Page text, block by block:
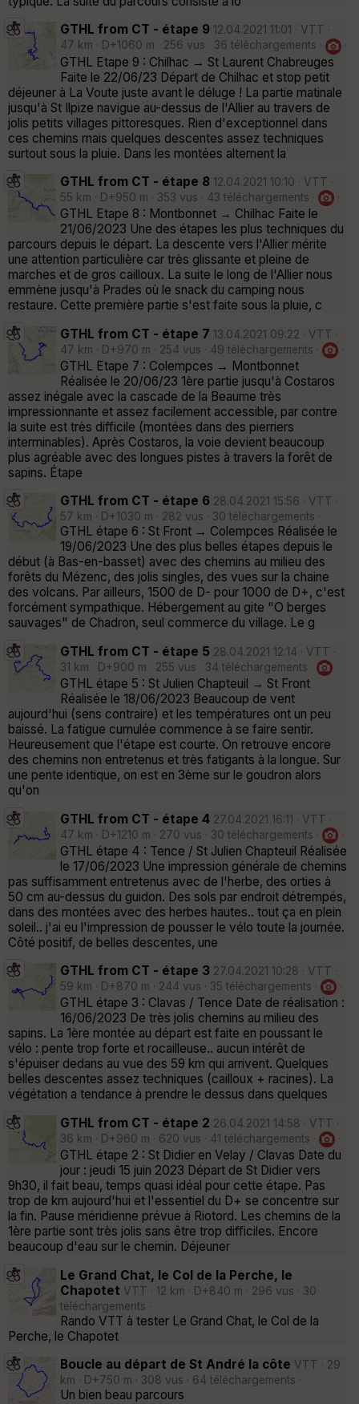
GTHL from CT - étape 9 12.04.2021 11:01 · VTT ·
47 km · D+1060 m · 256 vus · 36 téléchargements ·
·
GTHL Etape 9 : Chilhac → St Laurent Chabreuges
Faite le 22/06/23 Départ de Chilhac et stop petit
déjeuner à La Voute juste avant le déluge ! La partie matinale
jusqu'à St Ilpize navigue au-dessus de l'Allier au travers de
jolis petits villages pittoresques. Rien d'exceptionnel dans
ces chemins mais quelques descentes assez techniques
surtout sous la pluie. Dans les montées alternent la
GTHL from CT - étape 8 12.04.2021 10:10 · VTT ·
55 km · D+950 m · 353 vus · 43 téléchargements ·
·
GTHL Etape 8 : Montbonnet → Chilhac Faite le
21/06/2023 Une des étapes les plus techniques du
parcours depuis le départ. La descente vers l'Allier mérite
une attention particulière car très glissante et pleine de
marches et de gros cailloux. La suite le long de l'Allier nous
emmène jusqu'à Prades où le snack du camping nous
restaure. Cette première partie s'est faite sous la pluie, c
GTHL from CT - étape 7 13.04.2021 09:22 · VTT ·
47 km · D+970 m · 254 vus · 49 téléchargements ·
·
GTHL Etape 7 : Colempces → Montbonnet
Réalisée le 20/06/23 1ère partie jusqu'à Costaros
assez inégale avec la cascade de la Beaume très
impressionnante et assez facilement accessible, par contre
la suite est très difficile (montées dans des pierriers
interminables). Après Costaros, la voie devient beaucoup
plus agréable avec des longues pistes à travers la forêt de
sapins. Étape
GTHL from CT - étape 6 28.04.2021 15:56 · VTT ·
57 km · D+1030 m · 282 vus · 30 téléchargements ·
GTHL étape 6 : St Front → Colempces Réalisée le
19/06/2023 Une des plus belles étapes depuis le
début (à Bas-en-basset) avec des chemins au milieu des
forêts du Mézenc, des jolis singles, des vues sur la chaine
des volcans. Par ailleurs, 1500 de D- pour 1000 de D+, c'est
forcément sympathique. Hébergement au gite "O berges
sauvages" de Chadron, seul commerce du village. Le g
GTHL from CT - étape 5 28.04.2021 12:14 · VTT ·
31 km · D+900 m · 255 vus · 34 téléchargements ·
·
GTHL étape 5 : St Julien Chapteuil → St Front
Réalisée le 18/06/2023 Beaucoup de vent
aujourd'hui (sens contraire) et les températures ont un peu
baissé. La fatigue cumulée commence à se faire sentir.
Heureusement que l'étape est courte. On retrouve encore
des chemins non entretenus et très fatigants à la longue. Sur
une pente identique, on est en 3ème sur le goudron alors
qu'on
GTHL from CT - étape 4 27.04.2021 16:11 · VTT ·
47 km · D+1210 m · 270 vus · 30 téléchargements ·
·
GTHL étape 4 : Tence / St Julien Chapteuil Réalisée
le 17/06/2023 Une impression générale de chemins
pas suffisamment entretenus avec de l'herbe, des orties à
50 cm au-dessus du guidon. Des sols par endroit détrempés,
dans des montées avec des herbes hautes.. tout ça en plein
soleil.. j'ai eu l'impression de pousser le vélo toute la journée.
Côté positif, de belles descentes, une
GTHL from CT - étape 3 27.04.2021 10:28 · VTT ·
59 km · D+870 m · 244 vus · 35 téléchargements ·
·
GTHL étape 3 : Clavas / Tence Date de réalisation :
16/06/2023 De très jolis chemins au milieu des
sapins. La 1ère montée au départ est faite en poussant le
vélo : pente trop forte et rocailleuse.. aucun intérêt de
s'épuiser dedans au vue des 59 km qui arrivent. Quelques
belles descentes assez techniques (cailloux + racines). La
végétation a tendance à prendre le dessus dans quelques
GTHL from CT - étape 2 26.04.2021 14:58 · VTT ·
36 km · D+960 m · 620 vus · 41 téléchargements ·
·
GTHL étape 2 : St Didier en Velay / Clavas Date du
jour : jeudi 15 juin 2023 Départ de St Didier vers
9h30, il fait beau, temps quasi idéal pour cette étape. Pas
trop de km aujourd'hui et l'essentiel du D+ se concentre sur
la fin. Pause méridienne prévue à Riotord. Les chemins de la
1ère partie sont très jolis sans être trop difficiles. Encore
beaucoup d'eau sur le chemin. Déjeuner
Le Grand Chat, le Col de la Perche, le
Chapotet VTT · 12 km · D+840 m · 296 vus · 30
téléchargements ·
Rando VTT à tester Le Grand Chat, le Col de la
Perche, le Chapotet
Boucle au départ de St André la côte VTT · 29
km · D+750 m · 308 vus · 64 téléchargements ·
Un bien beau parcours